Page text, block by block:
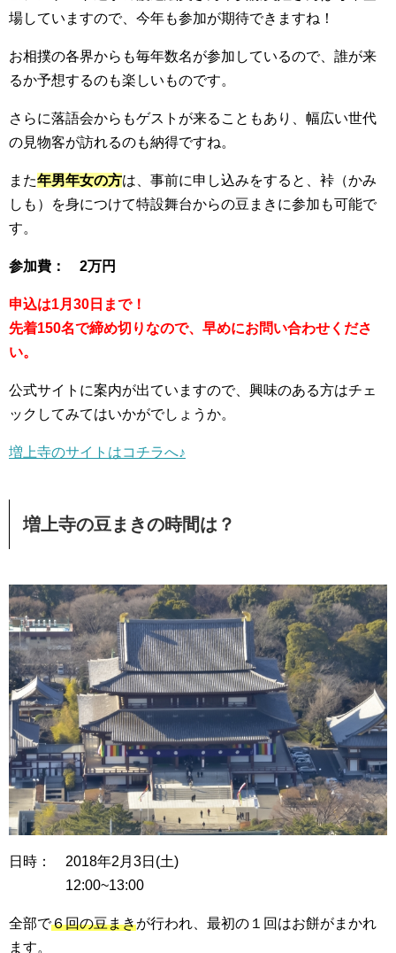
場していますので、今年も参加が期待できますね！
お相撲の各界からも毎年数名が参加しているので、誰が来
るか予想するのも楽しいものです。
さらに落語会からもゲストが来ることもあり、幅広い世代
の見物客が訪れるのも納得ですね。
また年男年女の方は、事前に申し込みをすると、裃（かみ
しも）を身につけて特設舞台からの豆まきに参加も可能で
す。
参加費： 2万円
申込は1月30日まで！
先着150名で締め切りなので、早めにお問い合わせくださ
い。
公式サイトに案内が出ていますので、興味のある方はチェ
ックしてみてはいかがでしょうか。
増上寺のサイトはコチラへ♪
増上寺の豆まきの時間は？
日時： 2018年2月3日(土)
12:00~13:00
全部で６回の豆まきが行われ、最初の１回はお餅がまかれ
ます。